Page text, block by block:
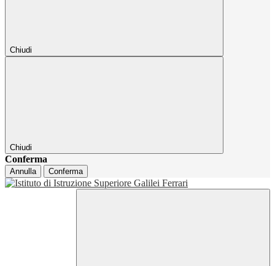
Chiudi
Chiudi
Conferma
Annulla Conferma